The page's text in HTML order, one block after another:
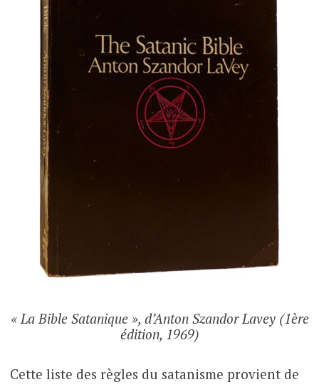
« La Bible Satanique », d’Anton Szandor Lavey (1ère
édition, 1969)
Cette liste des règles du satanisme provient de